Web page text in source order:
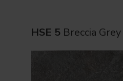
HSE 5 Breccia Grey